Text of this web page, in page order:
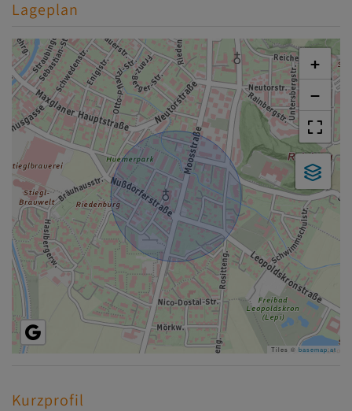
Lageplan
+
−
Tiles © basemap.at
Kurzprofil